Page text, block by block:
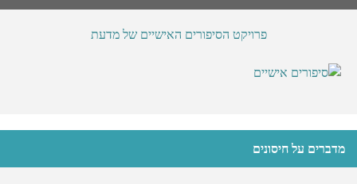
פרויקט הסיפורים האישיים של מדעת
מדברים על חיסונים